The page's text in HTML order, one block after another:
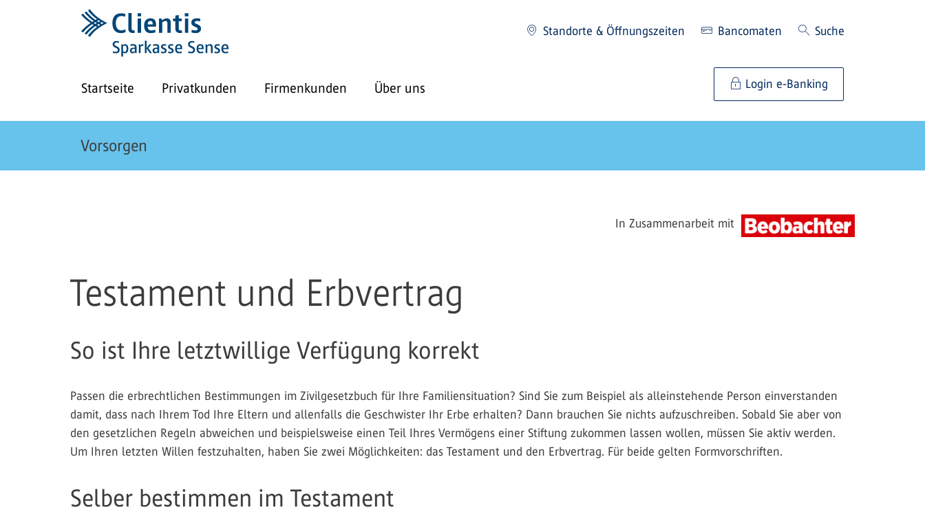
Standorte & Öffnungszeiten Bancomaten Suche
Startseite Privatkunden Firmenkunden Über uns Login e-Banking
Vorsorgen
In Zusammenarbeit mit
Testament und Erbvertrag
So ist Ihre letztwillige Verfügung korrekt
Passen die erbrechtlichen Bestimmungen im Zivilgesetzbuch für Ihre Familiensituation? Sind Sie zum Beispiel als alleinstehende Person einverstanden
damit, dass nach Ihrem Tod Ihre Eltern und allenfalls die Geschwister Ihr Erbe erhalten? Dann brauchen Sie nichts aufzuschreiben. Sobald Sie aber von
den gesetzlichen Regeln abweichen und beispielsweise einen Teil Ihres Vermögens einer Stiftung zukommen lassen wollen, müssen Sie aktiv werden.
Um Ihren letzten Willen festzuhalten, haben Sie zwei Möglichkeiten: das Testament und den Erbvertrag. Für beide gelten Formvorschriften.
Selber bestimmen im Testament